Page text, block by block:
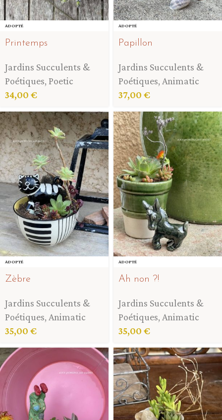
ADOPTÉ
Printemps
Jardins Succulents &
Poétiques, Poetic
34,00 €
ADOPTÉ
Papillon
Jardins Succulents &
Poétiques, Animatic
37,00 €
ADOPTÉ
Zèbre
Jardins Succulents &
Poétiques, Animatic
35,00 €
ADOPTÉ
Ah non ?!
Jardins Succulents &
Poétiques, Animatic
35,00 €